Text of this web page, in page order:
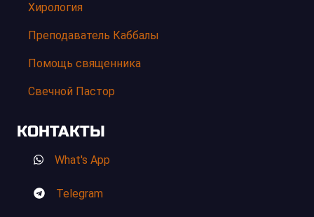
Хирология
Преподаватель Каббалы
Помощь священника
Свечной Пастор
КОНТАКТЫ
What's App
Telegram